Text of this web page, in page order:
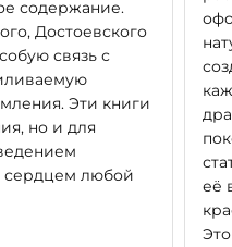
содержание.
Достоевского
связь с
Эти книги
но и для
сердцем любой
её